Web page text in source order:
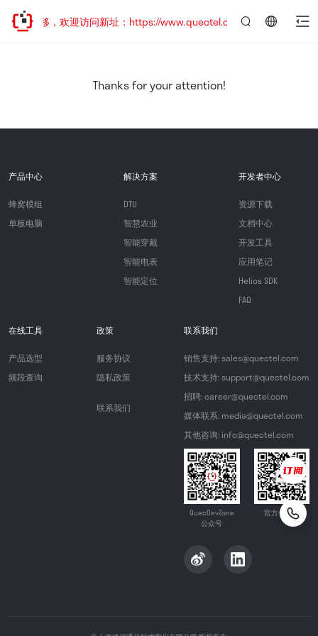
址已迁移，欢迎访问新址：https://www.quectel.com.cn
Thanks for your attention!
产品中心
蜂窝模组
单板电脑
解决方案
DTU
智慧农业
智能穿戴
智能电表
智能定位
开发者中心
资源下载
文档中心
开发工具
应用笔记
Helios SDK
FAQ
在线工具
产品选型
频段查询
政策
服务协议
隐私政策
联系我们
联系我们
销售支持: sales@quectel.com
技术支持: support@quectel.com
招聘: career@quectel.com
媒体联系: media@quectel.com
其他咨询: info@quectel.com
QuecDevZone
公众号
官方公众号